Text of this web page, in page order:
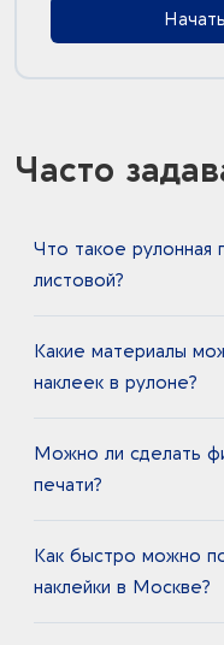
Часто
Что такое рулонная
листовой?
Какие материалы
наклеек в рулоне?
Можно ли сделать
печати?
Как быстро можно
наклейки в Москве?